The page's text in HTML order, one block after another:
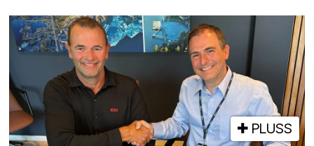
PLUSS